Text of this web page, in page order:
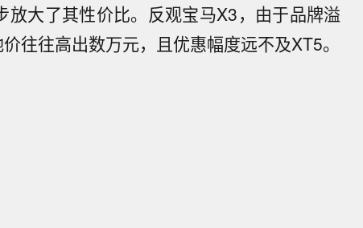
放大了其性价比。反观宝马X3，由于品牌溢
往往高出数万元，且优惠幅度远不及XT5。